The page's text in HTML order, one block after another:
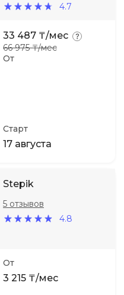
4.7
От
33 487 ₸/мес
66 975 ₸/мес
Старт
17 августа
Stepik
4.8
5 отзывов
От
3 215 ₸/мес